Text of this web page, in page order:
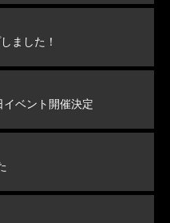
ました！
ベント開催決定